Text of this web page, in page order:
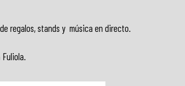
regalos, stands y música en directo.